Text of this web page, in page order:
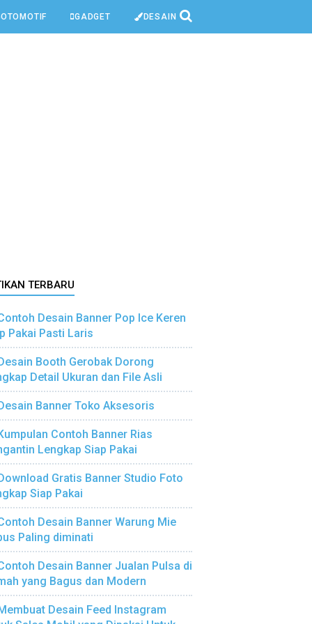
OTOMOTIF GADGET DESAIN
TERBARU
Desain Banner Pop Ice Keren
Pakai Pasti Laris
Booth Gerobak Dorong
Detail Ukuran dan File Asli
Banner Toko Aksesoris
Contoh Banner Rias
Lengkap Siap Pakai
Gratis Banner Studio Foto
Siap Pakai
Desain Banner Warung Mie
Paling diminati
Desain Banner Jualan Pulsa di
yang Bagus dan Modern
Desain Feed Instagram